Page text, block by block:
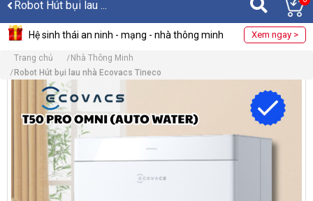
Robot Hút bụi lau ...
Hệ sinh thái an ninh - mạng - nhà thông minh Xem ngay >
Trang chủ
Nhà Thông Minh
Robot Hút bụi lau nhà Ecovacs Tineco